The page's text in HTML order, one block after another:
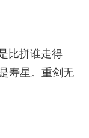
比拼谁走得
寿星。重剑无